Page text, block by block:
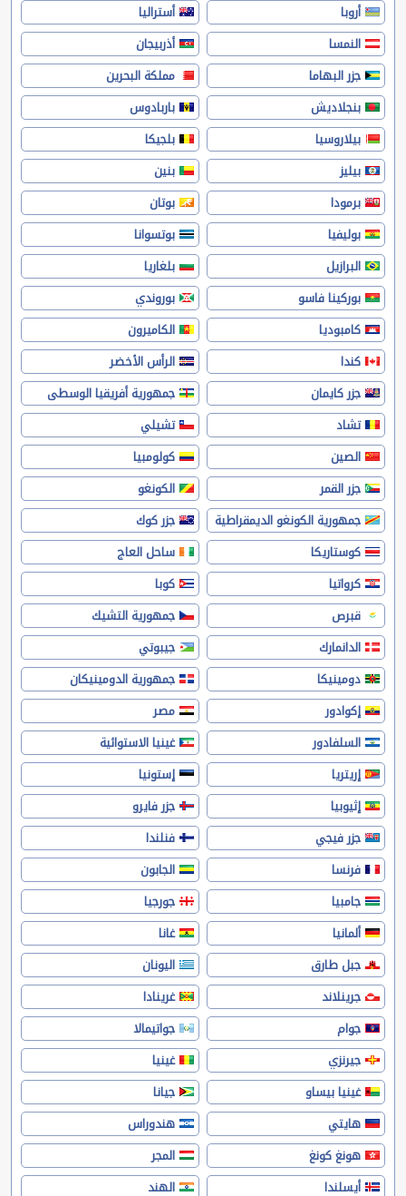
أروبا
أستراليا
النمسا
أذربيجان
جزر البهاما
مملكة البحرين
بنجلاديش
باربادوس
بيلاروسيا
بلجيكا
بيليز
بنين
برمودا
بوتان
بوليفيا
بوتسوانا
البرازيل
بلغاريا
بوركينا فاسو
بوروندي
كامبوديا
الكاميرون
كندا
الرأس الأخضر
جزر كايمان
جمهورية أفريقيا الوسطى
تشاد
تشيلي
الصين
كولومبيا
جزر القمر
الكونغو
جمهورية الكونغو الديمقراطية
جزر كوك
كوستاريكا
ساحل العاج
كرواتيا
كوبا
قبرص
جمهورية التشيك
الدانمارك
جيبوتي
دومينيكا
جمهورية الدومينيكان
إكوادور
مصر
السلفادور
غينيا الاستوائية
إريتريا
إستونيا
إثيوبيا
جزر فايرو
جزر فيجي
فنلندا
فرنسا
الجابون
جامبيا
جورجيا
ألمانيا
غانا
جبل طارق
اليونان
جرينلاند
غرينادا
جوام
جواتيمالا
جيرنزي
غينيا
غينيا بيساو
جيانا
هايتي
هندوراس
هونغ كونغ
المجر
أيسلندا
الهند